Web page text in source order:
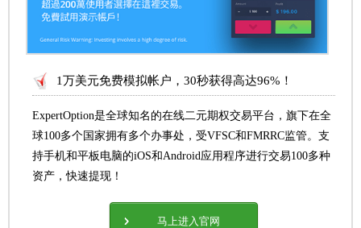
1万美元免费模拟帐户，30秒获得高达96%！
ExpertOption是全球知名的在线二元期权交易平台，旗下在全
球100多个国家拥有多个办事处，受VFSC和FMRRC监管。支
持手机和平板电脑的iOS和Android应用程序进行交易100多种
资产，快速提现！
马上进入官网